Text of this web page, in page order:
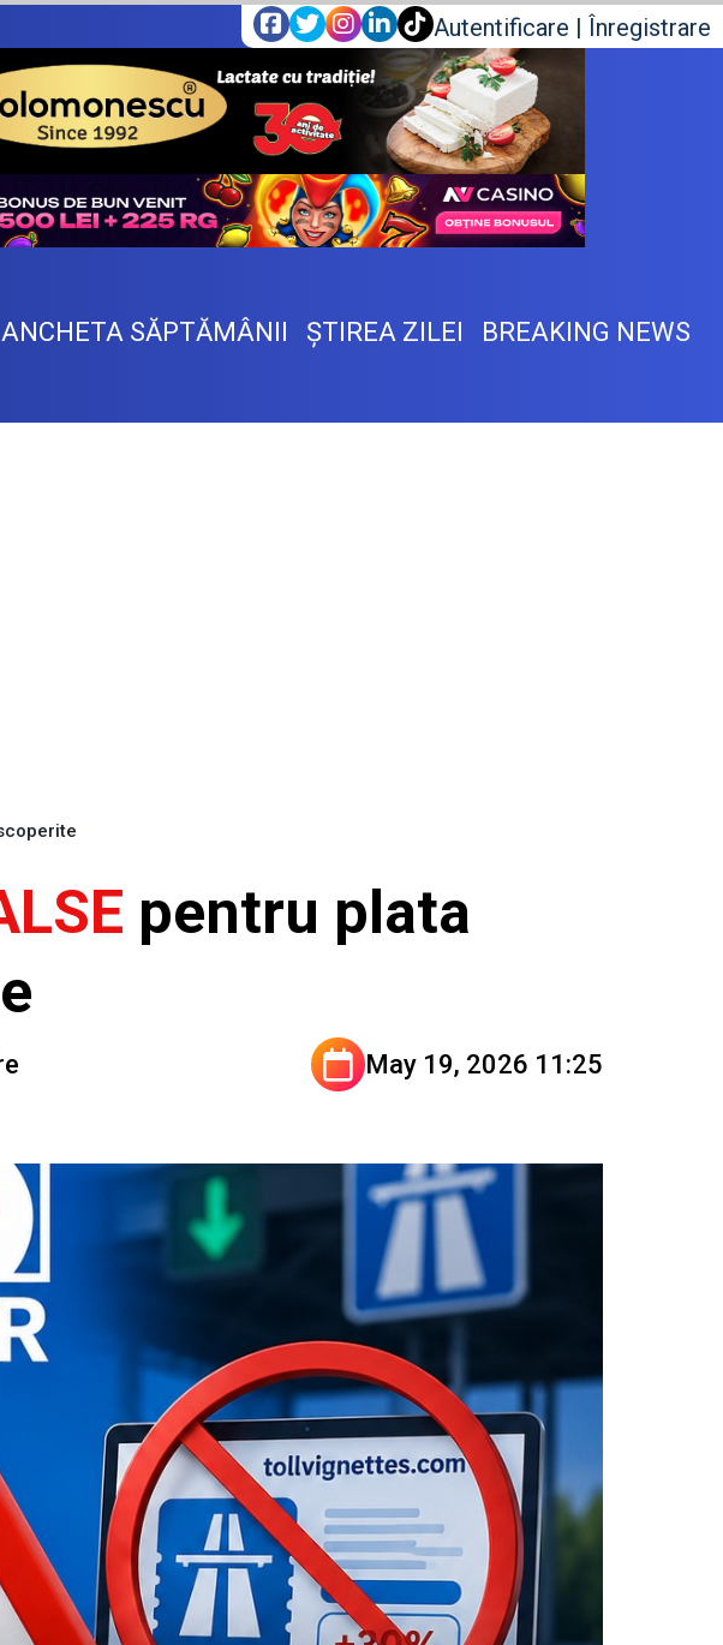
Autentificare | Înregistrare
ANCHETA SĂPTĂMÂNII ŞTIREA ZILEI BREAKING NEWS
pentru plata
May 19, 2026 11:25